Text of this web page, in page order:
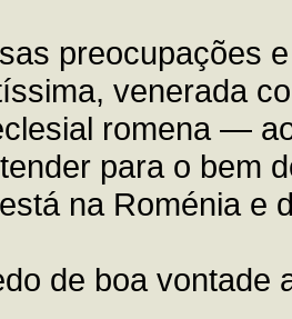
preocupações
venerada
romena —
para o bem
na Roménia e
de boa vontade